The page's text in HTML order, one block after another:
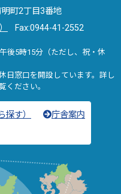
町2丁目3番地
Fax:0944-41-2552
後5時15分（ただし、祝・休
日窓口を開設しています。詳し
ください。
す）
庁舎案内